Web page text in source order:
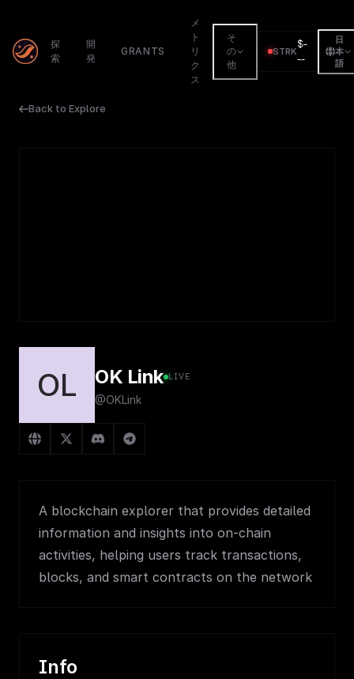
探
索
開
発
GRANTS
メ
ト
リ
ク
ス
そ
の
他
STRK
$-
--
日
本
語
Back to Explore
OL OK Link LIVE
@OKLink
A blockchain explorer that provides detailed
information and insights into on-chain
activities, helping users track transactions,
blocks, and smart contracts on the network
Info